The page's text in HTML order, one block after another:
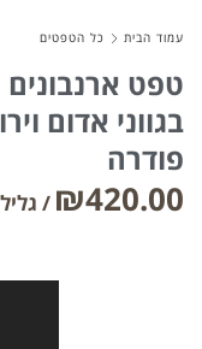
עמוד הבית כל הטפטים
טפט
בגווני אדום
פודרה
₪420.00